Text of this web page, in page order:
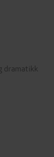
dramatikk